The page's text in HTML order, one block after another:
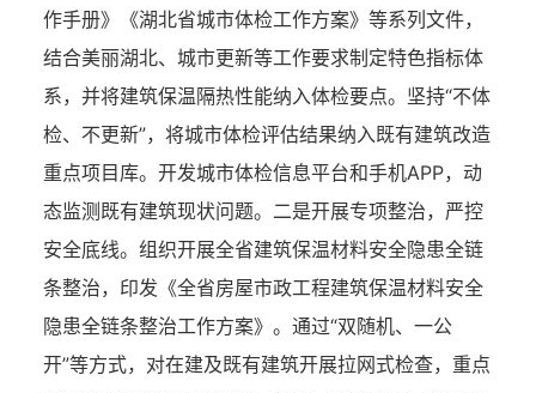
作手册》《湖北省城市体检工作方案》等系列文件，
结合美丽湖北、城市更新等工作要求制定特色指标体
系，并将建筑保温隔热性能纳入体检要点。坚持“不体
检、不更新”，将城市体检评估结果纳入既有建筑改造
重点项目库。开发城市体检信息平台和手机APP，动
态监测既有建筑现状问题。二是开展专项整治，严控
安全底线。组织开展全省建筑保温材料安全隐患全链
条整治，印发《全省房屋市政工程建筑保温材料安全
隐患全链条整治工作方案》。通过“双随机、一公
开”等方式，对在建及既有建筑开展拉网式检查，重点